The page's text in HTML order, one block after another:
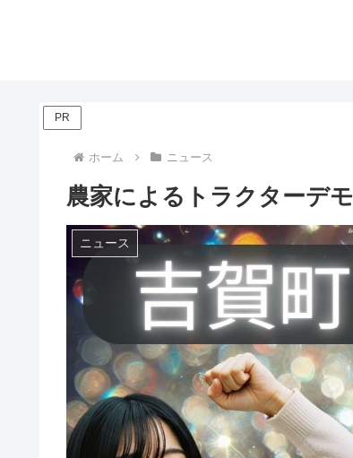
PR
ホーム ニュース
農家によるトラクターデモ
ニュース